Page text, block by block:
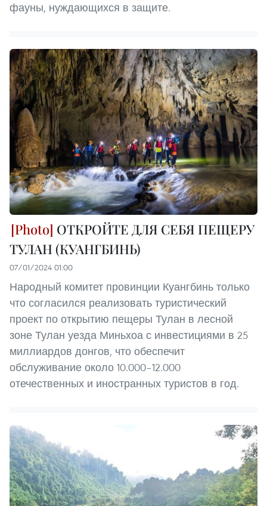
фауны, нуждающихся в защите.
ОТКРОЙТЕ ДЛЯ СЕБЯ ПЕЩЕРУ
ТУЛАН (КУАНГБИНЬ)
07/01/2024 01:00
Народный комитет провинции Куангбинь только
что согласился реализовать туристический
проект по открытию пещеры Тулан в лесной
зоне Тулан уезда Миньхоа с инвестициями в 25
миллиардов донгов, что обеспечит
обслуживание около 10.000–12.000
отечественных и иностранных туристов в год.